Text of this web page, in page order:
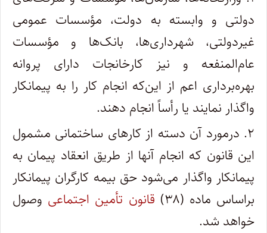
دولتی و وابسته به دولت‌، مؤسسات عمومی
غیردولتی‌، شهرداری‌ها، بانک‌ها و مؤسسات
عام‌المنفعه و نیز کارخانجات دارای پروانه
بهره‌برداری اعم از این‌که انجام کار را به پیمانکار
واگذار نمایند یا رأساً انجام دهند.
۲. درمورد آن دسته از کارهای ساختمانی مشمول
این قانون که انجام آنها از طریق انعقاد پیمان به
پیمانکار واگذار می‌شود حق بیمه کارگران پیمانکار
براساس ماده‌ (۳۸)
قانون تأمین اجتماعی وصول
خواهد شد.